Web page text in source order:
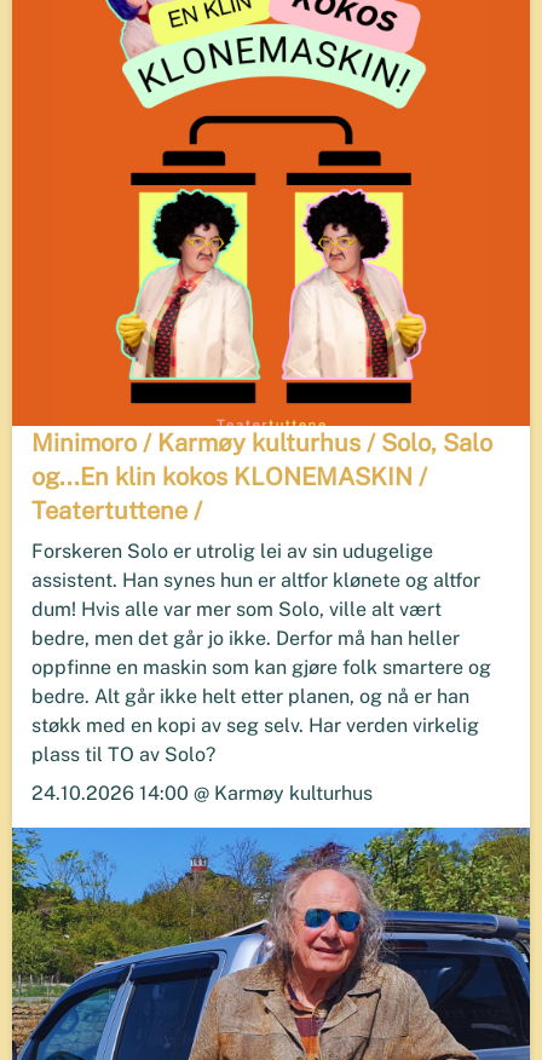
Minimoro / Karmøy kulturhus / Solo, Salo
og...En klin kokos KLONEMASKIN /
Teatertuttene /
Forskeren Solo er utrolig lei av sin udugelige
assistent. Han synes hun er altfor klønete og altfor
dum! Hvis alle var mer som Solo, ville alt vært
bedre, men det går jo ikke. Derfor må han heller
oppfinne en maskin som kan gjøre folk smartere og
bedre. Alt går ikke helt etter planen, og nå er han
støkk med en kopi av seg selv. Har verden virkelig
plass til TO av Solo?
24.10.2026 14:00 @ Karmøy kulturhus